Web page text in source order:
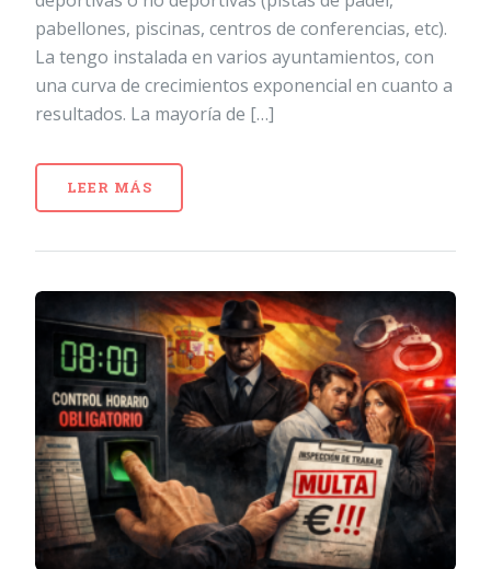
pabellones, piscinas, centros de conferencias, etc).
La tengo instalada en varios ayuntamientos, con
una curva de crecimientos exponencial en cuanto a
resultados. La mayoría de […]
LEER MÁS